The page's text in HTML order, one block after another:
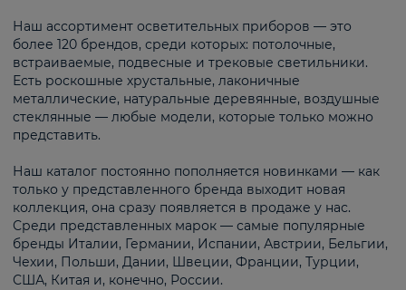
Наш ассортимент осветительных приборов — это
более 120 брендов, среди которых: потолочные,
встраиваемые, подвесные и трековые светильники.
Есть роскошные хрустальные, лаконичные
металлические, натуральные деревянные, воздушные
стеклянные — любые модели, которые только можно
представить.
Наш каталог постоянно пополняется новинками — как
только у представленного бренда выходит новая
коллекция, она сразу появляется в продаже у нас.
Среди представленных марок — самые популярные
бренды Италии, Германии, Испании, Австрии, Бельгии,
Чехии, Польши, Дании, Швеции, Франции, Турции,
США, Китая и, конечно, России.